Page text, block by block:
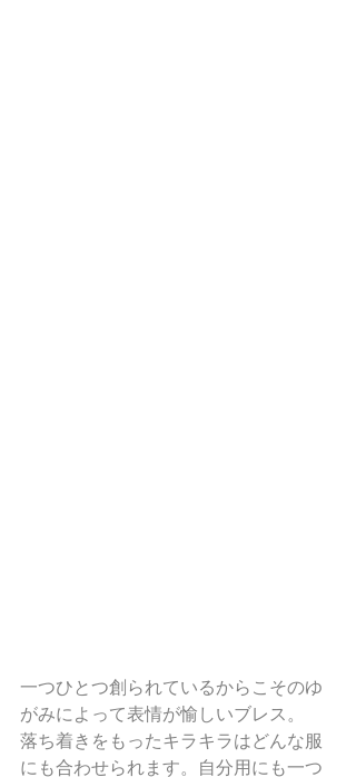
一つひとつ創られているからこそのゆ
がみによって表情が愉しいブレス。
落ち着きをもったキラキラはどんな服
にも合わせられます。自分用にも一つ